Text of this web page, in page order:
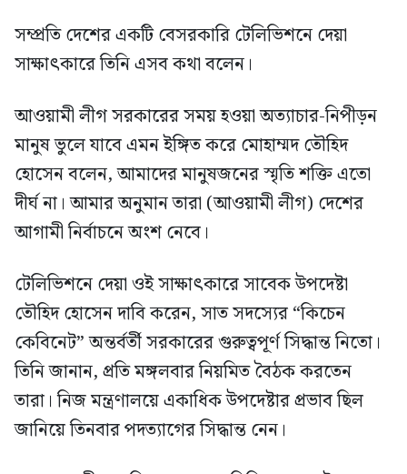
সম্প্রতি দেশের একটি বেসরকারি টেলিভিশনে দেয়া
সাক্ষাৎকারে তিনি এসব কথা বলেন।
আওয়ামী লীগ সরকারের সময় হওয়া অত্যাচার-নিপীড়ন
মানুষ ভুলে যাবে এমন ইঙ্গিত করে মোহাম্মদ তৌহিদ
হোসেন বলেন, আমাদের মানুষজনের স্মৃতি শক্তি এতো
দীর্ঘ না। আমার অনুমান তারা (আওয়ামী লীগ) দেশের
আগামী নির্বাচনে অংশ নেবে।
টেলিভিশনে দেয়া ওই সাক্ষাৎকারে সাবেক উপদেষ্টা
তৌহিদ হোসেন দাবি করেন, সাত সদস্যের “কিচেন
কেবিনেট” অন্তর্বর্তী সরকারের গুরুত্বপূর্ণ সিদ্ধান্ত নিতো।
তিনি জানান, প্রতি মঙ্গলবার নিয়মিত বৈঠক করতেন
তারা। নিজ মন্ত্রণালয়ে একাধিক উপদেষ্টার প্রভাব ছিল
জানিয়ে তিনবার পদত্যাগের সিদ্ধান্ত নেন।